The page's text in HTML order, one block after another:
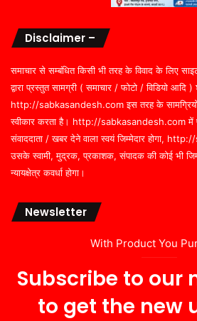
Disclaimer –
समाचार से सम्बंधित किसी भी तरह के विवाद के लिए
द्वारा प्रस्तुत सामग्री ( समाचार / फोटो / विडियो आदि )
http://sabkasandesh.com इस तरह के सामग्रियों
स्वीकार करता है। http://sabkasandesh.com में
संवाददाता / खबर देने वाला स्वयं जिम्मेदार होगा,
उसके स्वामी, मुद्रक, प्रकाशक, संपादक की कोई भी
न्यायक्षेत्र कवर्धा होगा।
Newsletter
With Product You
Subscribe to our
to get the new